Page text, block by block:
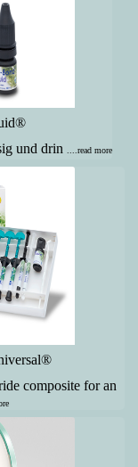
und drin
....read more
composite for an